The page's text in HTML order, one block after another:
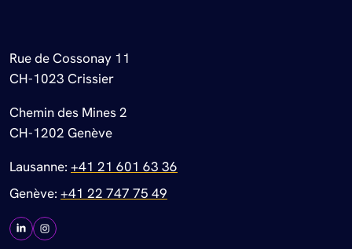
Rue de Cossonay 11
CH-1023 Crissier
Chemin des Mines 2
CH-1202 Genève
Lausanne: +41 21 601 63 36
Genève: +41 22 747 75 49